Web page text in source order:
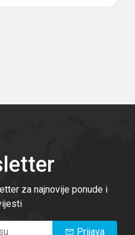
za najnovije ponude i
Prijava